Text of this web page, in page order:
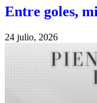
Entre goles,
24 julio, 2026